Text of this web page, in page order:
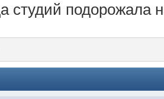
студий подорожала